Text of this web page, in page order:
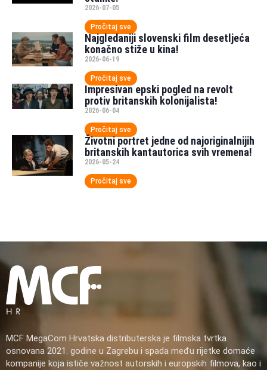
2026-07-05
Pročitaj sve
Najgledaniji slovenski film desetljeća
konačno stiže u kina!
2026-06-19
Pročitaj sve
Impresivan epski pogled na revolt
protiv britanskih kolonijalista!
2026-06-04
Pročitaj sve
Životni portret jedne od najoriginalnijih
britanskih kantautorica svih vremena!
2026-05-24
Pročitaj sve
MCF MegaCom Hrvatska distributerska je filmska tvrtka
osnovana 2021. godine u Zagrebu i spada među rijetke domaće
kompanije koja ističe važnost autorskih i europskih filmova, kao i